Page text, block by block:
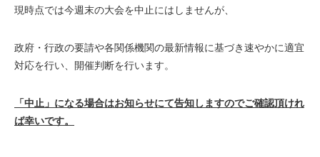
現時点では今週末の大会を中止にはしませんが、
政府・行政の要請や各関係機関の最新情報に基づき速やかに適宜
対応を行い、開催判断を行います。
「中止」になる場合はお知らせにて告知しますのでご確認頂けれ
ば幸いです。